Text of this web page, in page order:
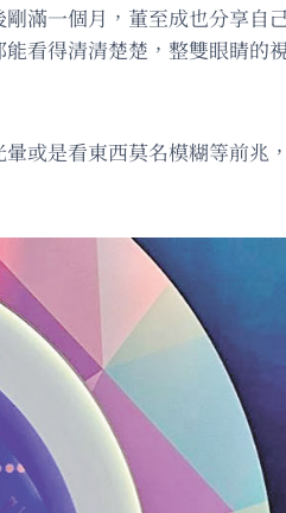
滿一個月，董至成也分享自
看得清清楚楚，整雙眼睛的
或是看東西莫名模糊等前兆